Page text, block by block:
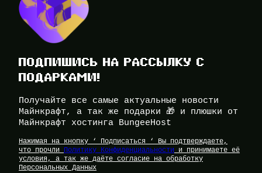
ПОДПИШИСЬ НА РАССЫЛКУ С
ПОДАРКАМИ!
Получайте все самые актуальные новости
Майнкрафт, а так же подарки 🎁 и плюшки от
Майнкрафт хостинга BungeeHost
Нажимая на кнопку ‘ Подписаться ‘ Вы подтверждаете,
что прочли Политику Конфиденциальности и принимаете её
условия, а так же даёте согласие на обработку
Персональных Данных